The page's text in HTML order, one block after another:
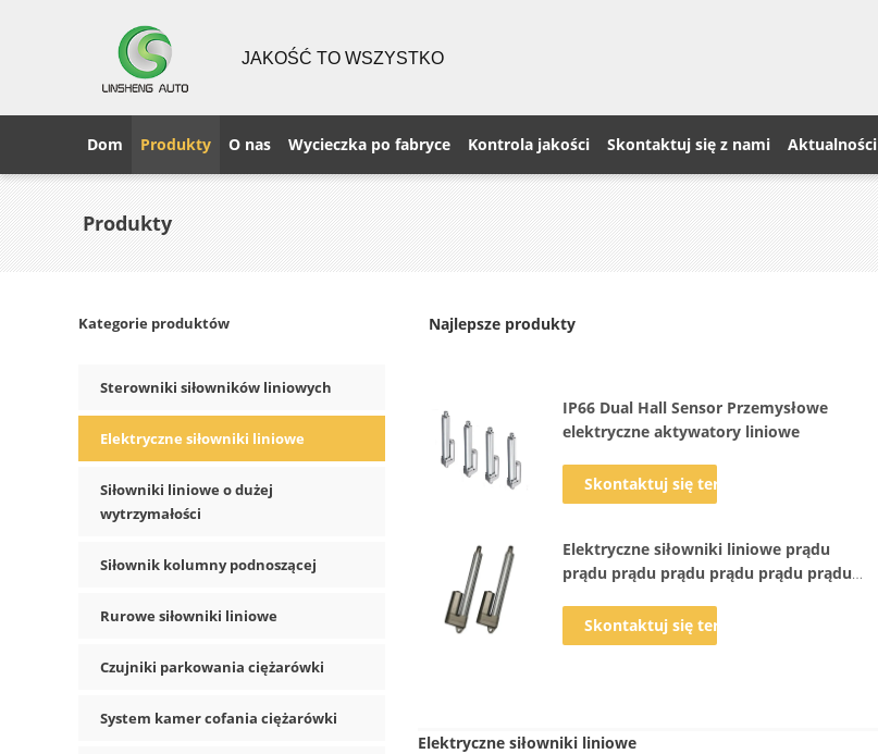
JAKOŚĆ TO WSZYSTKO
Dom Produkty O nas Wycieczka po fabryce Kontrola jakości Skontaktuj się z nami Aktualności
Produkty
Kategorie produktów
Sterowniki siłowników liniowych
Elektryczne siłowniki liniowe
Siłowniki liniowe o dużej
wytrzymałości
Siłownik kolumny podnoszącej
Rurowe siłowniki liniowe
Czujniki parkowania ciężarówki
System kamer cofania ciężarówki
Najlepsze produkty
IP66 Dual Hall Sensor Przemysłowe
elektryczne aktywatory liniowe
Skontaktuj się teraz
Elektryczne siłowniki liniowe prądu
prądu prądu prądu prądu prądu prądu
prądu
Skontaktuj się teraz
Elektryczne siłowniki liniowe